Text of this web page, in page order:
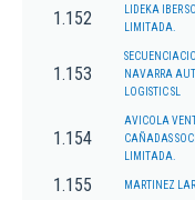
1.152
LIDEKA IBER
LIMITADA.
1.153
NAVARRA
LOGISTIC SL
1.154
AVICOLA
CAÑADAS
LIMITADA.
1.155 MARTINEZ